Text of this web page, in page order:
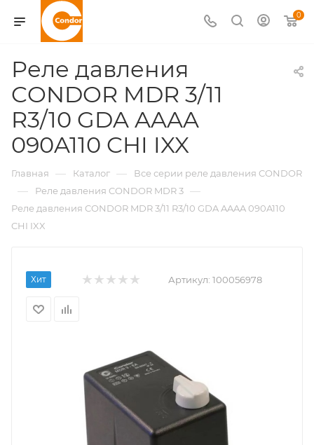
0
Реле давления
CONDOR MDR 3/11
R3/10 GDA AAAA
090A110 CHI IXX
Главная — Каталог — Все серии реле давления CONDOR
— Реле давления CONDOR MDR 3 —
Реле давления CONDOR MDR 3/11 R3/10 GDA AAAA 090A110
CHI IXX
Хит Артикул: 100056978